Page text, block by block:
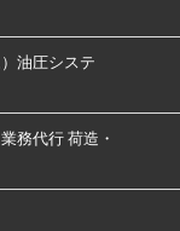
油圧システ
務代行 荷造・